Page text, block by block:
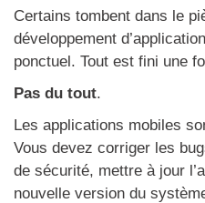
Certains tombent dans le
développement
ponctuel. Tout est fini une
Pas du tout.
Les applications mobiles
Vous devez corriger les
de sécurité, mettre à jour
nouvelle version du